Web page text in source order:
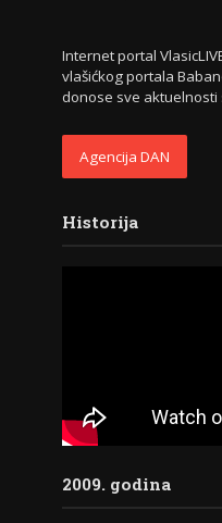
Internet portal
vlašićkog portala
donose sve aktuelnosti
Agencija DAN
Historija
2009. godina